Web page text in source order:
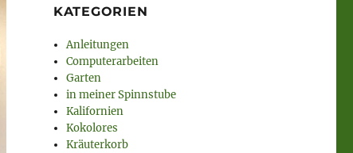
KATEGORIEN
Anleitungen
Computerarbeiten
Garten
in meiner Spinnstube
Kalifornien
Kokolores
Kräuterkorb